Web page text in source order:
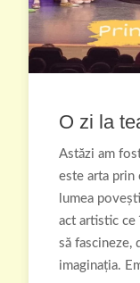
O zi la
Astăzi am
este arta prin
lumea
act artistic ce
să fascineze,
imaginația.